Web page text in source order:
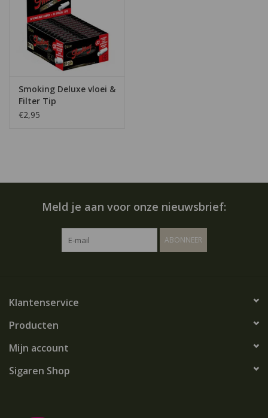
Smoking Deluxe vloei &
Filter Tip
€2,95
Meld je aan voor onze nieuwsbrief:
ABONNEER
Klantenservice
Producten
Mijn account
Sigaren Shop